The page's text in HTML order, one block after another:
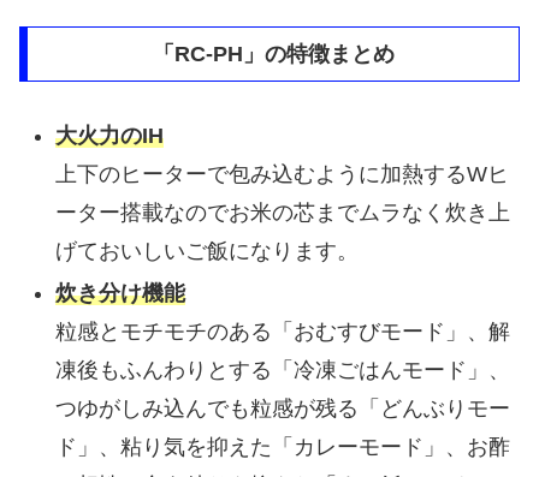
「RC-PH」の特徴まとめ
大火力のIH
上下のヒーターで包み込むように加熱するWヒ
ーター搭載なのでお米の芯までムラなく炊き上
げておいしいご飯になります。
炊き分け機能
粒感とモチモチのある「おむすびモード」、解
凍後もふんわりとする「冷凍ごはんモード」、
つゆがしみ込んでも粒感が残る「どんぶりモー
ド」、粘り気を抑えた「カレーモード」、お酢